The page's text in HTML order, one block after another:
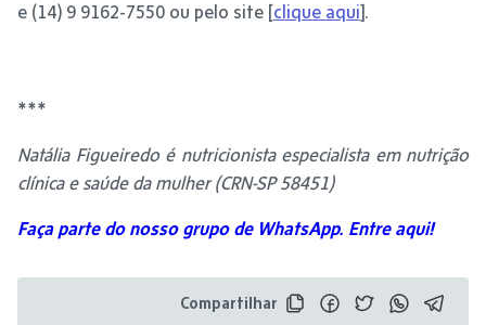
e (14) 9 9162-7550 ou pelo site [clique aqui].
***
Natália Figueiredo é nutricionista especialista em nutrição
clínica e saúde da mulher (CRN-SP 58451)
Faça parte do nosso grupo de WhatsApp. Entre aqui!
Compartilhar